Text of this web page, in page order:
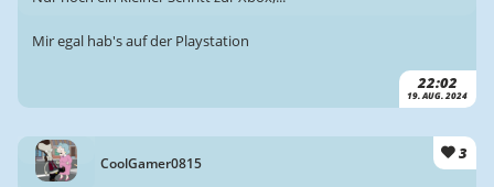
22:02
19. AUG. 2024
Mir egal hab's auf der Playstation
CoolGamer0815
3